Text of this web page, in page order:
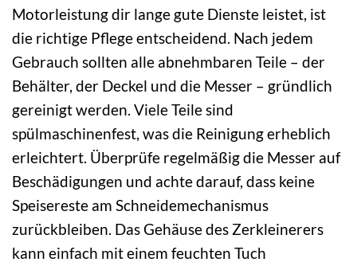
Motorleistung dir lange gute Dienste leistet, ist
die richtige Pflege entscheidend. Nach jedem
Gebrauch sollten alle abnehmbaren Teile – der
Behälter, der Deckel und die Messer – gründlich
gereinigt werden. Viele Teile sind
spülmaschinenfest, was die Reinigung erheblich
erleichtert. Überprüfe regelmäßig die Messer auf
Beschädigungen und achte darauf, dass keine
Speisereste am Schneidemechanismus
zurückbleiben. Das Gehäuse des Zerkleinerers
kann einfach mit einem feuchten Tuch